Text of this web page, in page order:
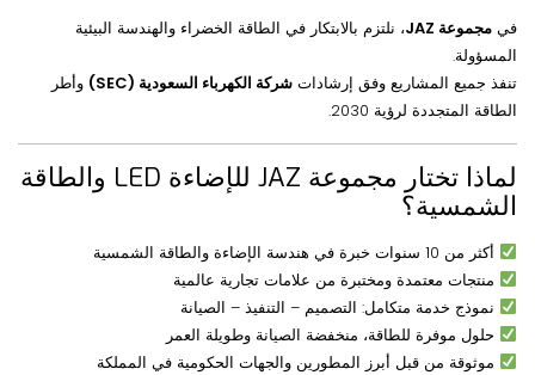
في مجموعة JAZ
، نلتزم بالابتكار في الطاقة الخضراء والهندسة البيئية
المسؤولة.
تنفذ جميع المشاريع وفق إرشادات شركة الكهرباء السعودية (SEC)
وأطر
الطاقة المتجددة لرؤية 2030.
لماذا تختار مجموعة JAZ للإضاءة LED والطاقة
الشمسية؟
أكثر من 10 سنوات خبرة في هندسة الإضاءة والطاقة الشمسية
منتجات معتمدة ومختبرة من علامات تجارية عالمية
نموذج خدمة متكامل: التصميم – التنفيذ – الصيانة
حلول موفرة للطاقة، منخفضة الصيانة وطويلة العمر
موثوقة من قبل أبرز المطورين والجهات الحكومية في المملكة